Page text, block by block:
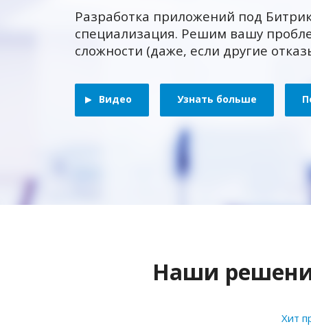
Разработка приложений под
специализация. Решим вашу
сложности (даже, если другие
Видео Узнать больше
Наши
Хит